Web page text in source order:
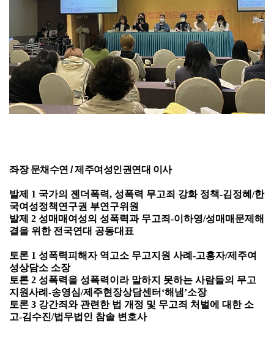
좌장 문채수연 / 제주여성인권연대 이사
발제 1 국가의 젠더폭력, 성폭력 무고죄 강화 정책-김정혜 /한
국여성정책연구권 부연구위원
발제 2 성매매여성의 성폭력과 무고죄-이하영/성매매문제해
결을 위한 전국연대 공동대표
토론 1 성폭력피해자 역고소 무고지원 사례 -고홍자/제주여
성상담소 소장
토론 2 성폭력을 성폭력이라 말하지 못하는 사람들의 무고
지원사례 -송영심/제주현장상담센터 ‘해냄’소장
토론 3 강간죄와 관련한 법 개정 및 무고죄 처벌에 대한 소
고-김수진/법무법인 참솔 변호사